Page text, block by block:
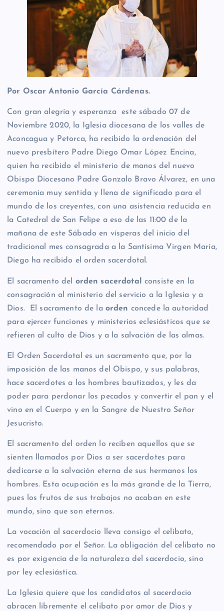
Por Oscar Antonio García Cárdenas.
Con gran alegría y esperanza este sábado 07 de
Noviembre 2020, la Iglesia diocesana de los valles de
Aconcagua y Petorca, ha recibido la ordenación del
nuevo presbítero Padre Diego Omar López Encina,
quien ha recibido el ministerio de manos del nuevo
Obispo Diocesano Padre Gonzalo Bravo Álvarez, en una
ceremonia muy sentida y llena de significado para el
mundo de los creyentes, con una asistencia reducida en
la Catedral de San Felipe a eso de las 11:00 de la
mañana de este Sábado en vísperas del inicio del
tradicional mes consagrada a la Santísima Virgen María,
Diego ha recibido el orden sacerdotal.
El sacramento del orden sacerdotal
consiste en la
consagración al ministerio del servicio a la Iglesia y a
Dios. El sacramento de la orden concede la autoridad
para ejercer funciones y ministerios eclesiásticos que se
refieren al culto de Dios y a la salvación de las almas.
El Orden Sacerdotal es un sacramento que, por la
imposición de las manos del Obispo, y sus palabras,
hace sacerdotes a los hombres bautizados, y les da
poder para perdonar los pecados y convertir el pan y el
vino en el Cuerpo y en la Sangre de Nuestro Señor
Jesucristo.
El sacramento del orden lo reciben aquellos que se
sienten llamados por Dios a ser sacerdotes para
dedicarse a la salvación eterna de sus hermanos los
hombres. Esta ocupación es la más grande de la Tierra,
pues los frutos de sus trabajos no acaban en este
mundo, sino que son eternos.
La vocación al sacerdocio lleva consigo el celibato,
recomendado por el Señor. La obligación del celibato no
es por exigencia de la naturaleza del sacerdocio, sino
por ley eclesiástica.
La Iglesia quiere que los candidatos al sacerdocio
abracen libremente el celibato por amor de Dios y